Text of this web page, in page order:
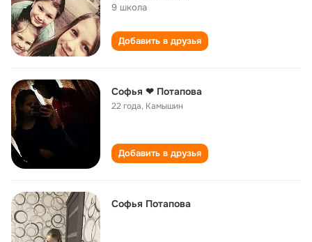
9 школа
Добавить в друзья
Софья ❤ Потапова
22 года, Камышин
Добавить в друзья
Софья Потапова